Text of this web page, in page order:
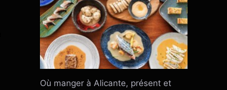
Où manger à Alicante, présent et